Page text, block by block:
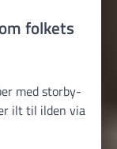
folkets
med storby-
ilt til ilden via